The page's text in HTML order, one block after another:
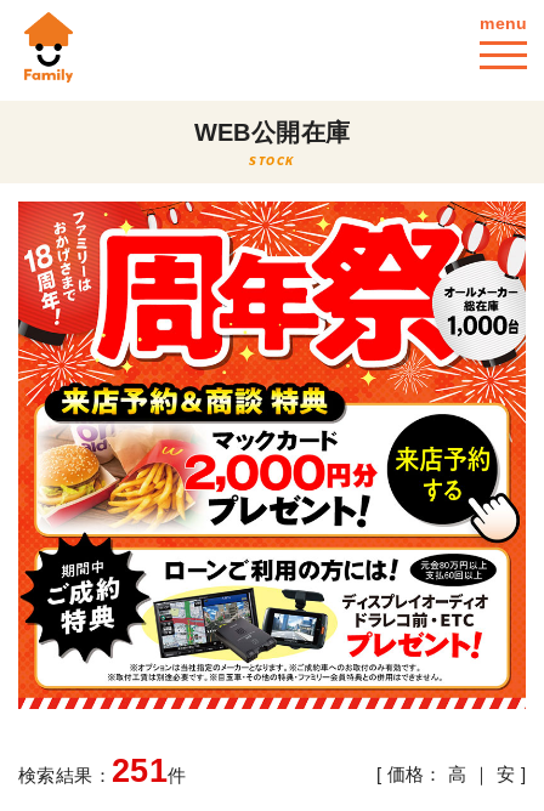
menu
WEB公開在庫
STOCK
検索結果： 251件 [ 価格：高 ｜ 安 ]